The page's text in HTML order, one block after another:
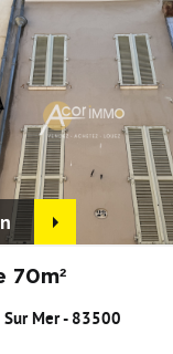
70m²
Sur Mer - 83500